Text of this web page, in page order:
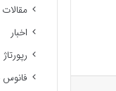
مقالات
اخبار
رپورتاژ
فانوس